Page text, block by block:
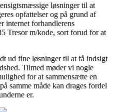
løsninger til at
opfattelser og på grund af
internet forhandlerens
Tresor m/kode, sort forud for at
ud fine løsninger til at få indsigt
Tilmed møder vi nogle
for at sammensætte en
samme måde kan drages fordel
er.